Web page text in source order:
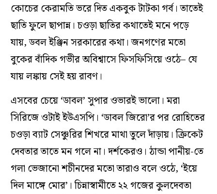
কোচের কেরামতি ভরে দিত একবুক টাটকা গর্ব। তাতেই
ছাতি ফুলে ছাপান্ন। চ‌ওড়া ছাতির কথাতেই মনে পড়ে
যায়, ডবল ইঞ্জিন সরকারের কথা। জনগণের মতো
বুকের বাঁদিক গভীর অবিশ্বাসে ফিসফিসিয়ে ওঠে– যে
যায় লঙ্কায় সেই হয় রাবণ।
এসবের চেয়ে ‘ডাবল’ সুপার ওভার‌ই ভালো। মরা
সিরিজে ওটাই ইউএসপি‌। ‘ডাবল জিরো’র পর রোহিতের
চ‌ওড়া ব্যাট সেঞ্চুরির শিখরে মাথা তুলে দাঁড়ায়। ক্রিকেট
দেবতার তাতে মন গলে না। দর্শকে‌র‌ও। ঠান্ডা পানীয়-তে
গলা ভেজানো শচীনদের মতো তারা‌ও বলে ওঠে, ‘ইয়ে
দিল মাঙ্গে মোর’। চিন্নাস্বামীতে ২২ গজের কুলদেবতা